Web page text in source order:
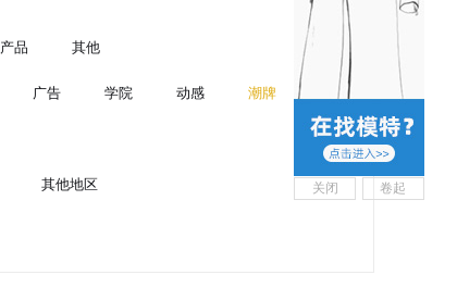
关闭 卷起
产品 其他
广告 学院 动感 潮牌
其他地区